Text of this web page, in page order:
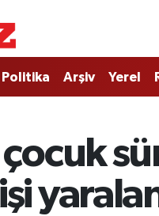
Politika Arşiv Yerel